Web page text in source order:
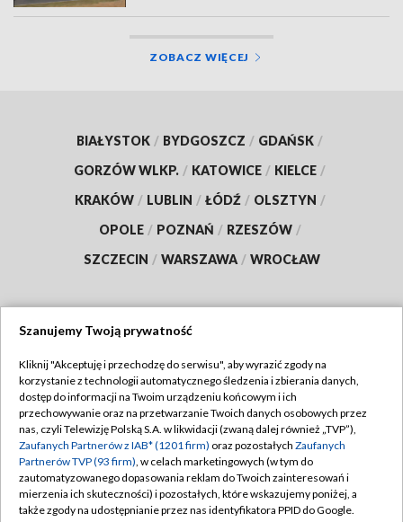
ZOBACZ WIĘCEJ
BIAŁYSTOK / BYDGOSZCZ / GDAŃSK /
GORZÓW WLKP. / KATOWICE / KIELCE /
KRAKÓW / LUBLIN / ŁÓDŹ / OLSZTYN /
OPOLE / POZNAŃ / RZESZÓW /
SZCZECIN / WARSZAWA / WROCŁAW
TVP
Abonament TVP
Emisja w TVP
Centrum informacji TVP
Naziemna Telewizja Cyfrowa
Regulamin TVP
Polityka prywatności
Moje zgody
Pomoc
Szanujemy Twoją prywatność
Kliknij "Akceptuję i przechodzę do serwisu", aby wyrazić zgody na
korzystanie z technologii automatycznego śledzenia i zbierania danych,
dostęp do informacji na Twoim urządzeniu końcowym i ich
przechowywanie oraz na przetwarzanie Twoich danych osobowych przez
nas, czyli Telewizję Polską S.A. w likwidacji (zwaną dalej również „TVP”),
Zaufanych Partnerów z IAB* (1201 firm) oraz pozostałych Zaufanych
Partnerów TVP (93 firm), w celach marketingowych (w tym do
zautomatyzowanego dopasowania reklam do Twoich zainteresowań i
mierzenia ich skuteczności) i pozostałych, które wskazujemy poniżej, a
także zgody na udostępnianie przez nas identyfikatora PPID do Google.